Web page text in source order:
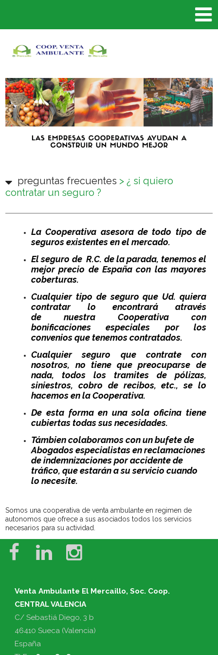
preguntas frecuentes > ¿ si quiero
contratar un seguro ?
La Cooperativa asesora de todo tipo de
seguros existentes en el mercado.
El seguro de R.C. de la parada, tenemos el
mejor precio de España con las mayores
coberturas.
Cualquier tipo de seguro que Ud. quiera
contratar lo encontrará através
de nuestra Cooperativa con
bonificaciones especiales por los
convenios que tenemos contratados.
Cualquier seguro que contrate con
nosotros, no tiene que preocuparse de
nada, todos los tramites de pólizas,
siniestros, cobro de recibos, etc., se lo
hacemos en la Cooperativa.
De esta forma en una sola oficina tiene
cubiertas todas sus necesidades.
Támbien colaboramos con un bufete de
Abogados especialistas en reclamaciones
de indemnizaciones por accidente de
tráfico, que estarán a su servicio cuando
lo necesite.
Somos una cooperativa de venta ambulante en regimen de
autonomos que ofrece a sus asociados todos los servicios
necesarios para su actividad.
Venta Ambulante El Mercaillo, Soc. Coop.
CENTRAL VALENCIA
C/ Sebastiá Diego, 3 b
46410 Sueca (Valencia)
España